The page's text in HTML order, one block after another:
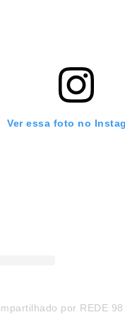
Ver essa foto no
por REDE